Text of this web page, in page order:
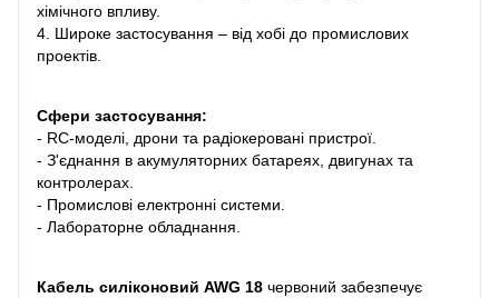
хімічного впливу.
4. Широке застосування – від хобі до промислових
проектів.
Сфери застосування:
- RC-моделі, дрони та радіокеровані пристрої.
- З'єднання в акумуляторних батареях, двигунах та
контролерах.
- Промислові електронні системи.
- Лабораторне обладнання.
Кабель силіконовий AWG 18 червоний забезпечує